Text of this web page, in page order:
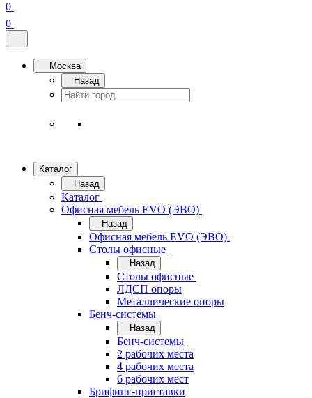
0
0
Москва
Назад
Каталог
Назад
Каталог
Офисная мебель EVO (ЭВО)
Назад
Офисная мебель EVO (ЭВО)
Cтолы офисные
Назад
Cтолы офисные
ЛДСП опоры
Металлические опоры
Бенч-системы
Назад
Бенч-системы
2 рабочих места
4 рабочих места
6 рабочих мест
Брифинг-приставки